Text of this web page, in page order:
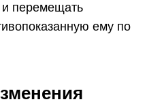
перемещать
ему по